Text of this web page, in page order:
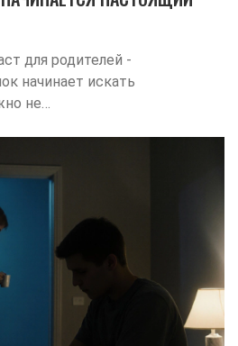
для родителей -
начинает искать
не
не запреты.